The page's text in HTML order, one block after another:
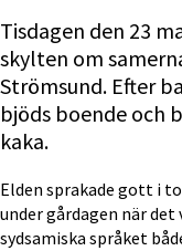
Tisdagen den 23
skylten om
Strömsund. Efter
bjöds boende och
kaka.
Elden sprakade gott i
under gårdagen när
sydsamiska språket